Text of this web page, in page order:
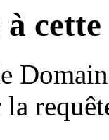
la